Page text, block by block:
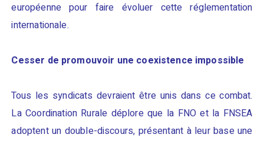
européenne pour faire évoluer cette réglementation
internationale.
Cesser de promouvoir une coexistence impossible
Tous les syndicats devraient être unis dans ce combat.
La Coordination Rurale déplore que la FNO et la FNSEA
adoptent un double-discours, présentant à leur base une